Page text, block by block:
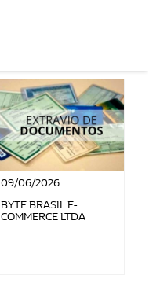
09/06/2026
BYTE BRASIL E-
COMMERCE LTDA